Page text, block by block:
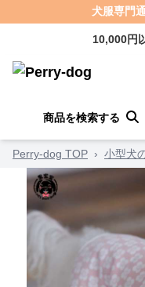
犬服専門
10,000円
商品を検索する
Perry-dog TOP › 小型犬